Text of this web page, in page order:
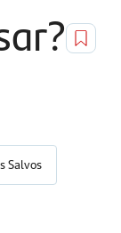
Salvos